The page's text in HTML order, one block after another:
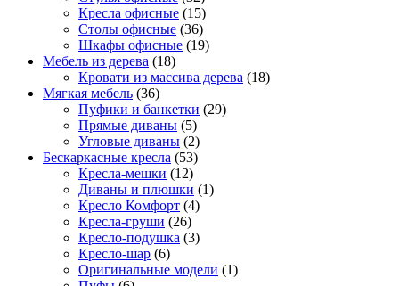
Кресла офисные (15)
Столы офисные (36)
Шкафы офисные (19)
Мебель из дерева (18)
Кровати из массива дерева (18)
Мягкая мебель (36)
Пуфики и банкетки (29)
Прямые диваны (5)
Угловые диваны (2)
Бескаркасные кресла (53)
Кресла-мешки (12)
Диваны и плюшки (1)
Кресло Комфорт (4)
Кресла-груши (26)
Кресло-подушка (3)
Кресло-шар (6)
Оригинальные модели (1)